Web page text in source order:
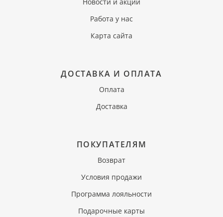
Работа у нас
Карта сайта
ДОСТАВКА И ОПЛАТА
Оплата
Доставка
ПОКУПАТЕЛЯМ
Возврат
Условия продажи
Программа лояльности
Подарочные карты